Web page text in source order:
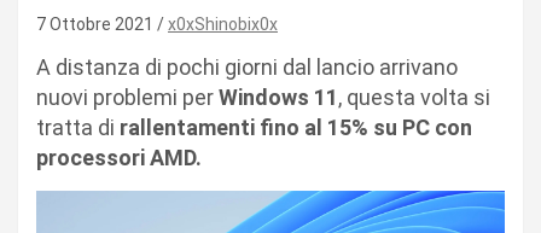
7 Ottobre 2021 x0xShinobix0x
A distanza di pochi giorni dal lancio arrivano
nuovi problemi perWindows 11, questa volta si
tratta di rallentamenti fino al 15% su PC con
processori AMD.